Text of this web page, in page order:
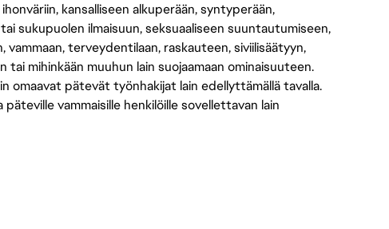
kansalliseen alkuperään, syntyperään,
sukupuolen ilmaisuun, seksuaaliseen suuntautumiseen,
terveydentilaan, raskauteen, siviilisäätyyn,
mihinkään muuhun lain suojaamaan ominaisuuteen.
omaavat pätevät työnhakijat lain edellyttämällä tavalla.
vammaisille henkilöille sovellettavan lain